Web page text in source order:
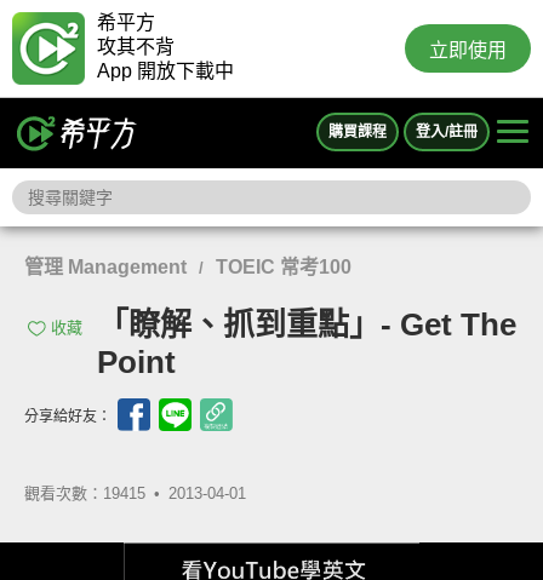
希平方
攻其不背
App 開放下載中
立即使用
購買課程 登入/註冊
管理 Management / TOEIC 常考100
收藏
「瞭解、抓到重點」- Get The
Point
分享給好友：
觀看次數：19415 • 2013-04-01